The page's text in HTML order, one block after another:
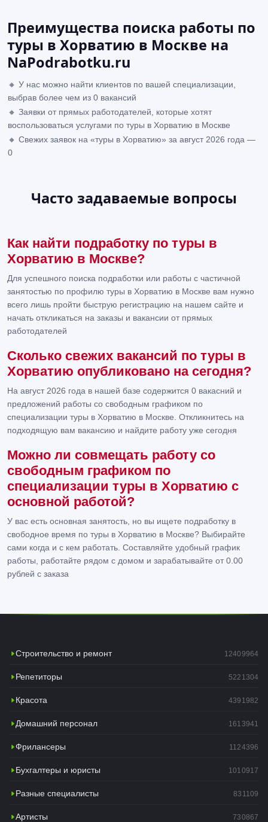
Преимущества поиска работы по
туры в Хорватию в Москве на
NaPodrabotku.ru
🔸 У нас можно найти клиентов по вашей специализации,
выбрав более чем из 0 вакансий
🔸 Заявки от прямых работодателей, которые хотят
воспользоваться услугами по туры в Хорватию в Москве
🔸 Свежих заявок на «туры в Хорватию» за август 2026 года —
0
Часто задаваемые вопросы
Как найти подработку по туры в
Хорватию в Москве?
Для успешного поиска подработки или работы с частичной
занятостью по профилю туры в Хорватию в Москве вам нужно
всего лишь пройти быструю регистрацию на нашем сайте и
начать откликаться на заказы и вакансии от прямых
работодателей
Сколько свежих вакансий по туры в
Хорватию опубликовано на сегодня?
На август 2026 года в нашей базе содержится 0 вакасний и
предложений работы со свободным графиком по
специализации туры в Хорватию в Москве. Откликнитесь на
подходящую вам вакансию и найдите работу уже сегодня
Можно ли совмещать работу со
свободным графиком по
специализации туры в Хорватию с
основной работой?
У вас есть основная занятость, но вы ищете подработку в
свободное время по туры в Хорватию в Москве? Выбирайте
сами когда и с кем работать. Составляйте удобный график
работы, работайте рядом с домом и зарабатывайте от 0.00
рублей с заказа
Строительство и ремонт 12409964
Репетиторы 5221304
Красота 4391982
Домашний персонал 1613941
Фрилансеры 1124396
Бухгалтеры и юристы 1010917
Разные специалисты 831109
Артисты 730867